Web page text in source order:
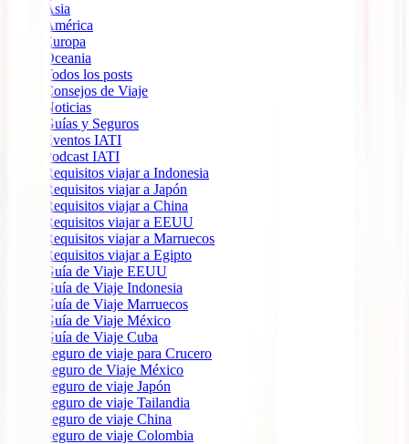
Ásia
América
Europa
Oceania
Todos los posts
Consejos de Viaje
Noticias
Guías y Seguros
Eventos IATI
Podcast IATI
Requisitos viajar a Indonesia
Requisitos viajar a Japón
Requisitos viajar a China
Requisitos viajar a EEUU
Requisitos viajar a Marruecos
Requisitos viajar a Egipto
Guía de Viaje EEUU
Guía de Viaje Indonesia
Guía de Viaje Marruecos
Guía de Viaje México
Guía de Viaje Cuba
Seguro de viaje para Crucero
Seguro de Viaje México
Seguro de viaje Japón
Seguro de viaje Tailandia
Seguro de viaje China
Seguro de viaje Colombia